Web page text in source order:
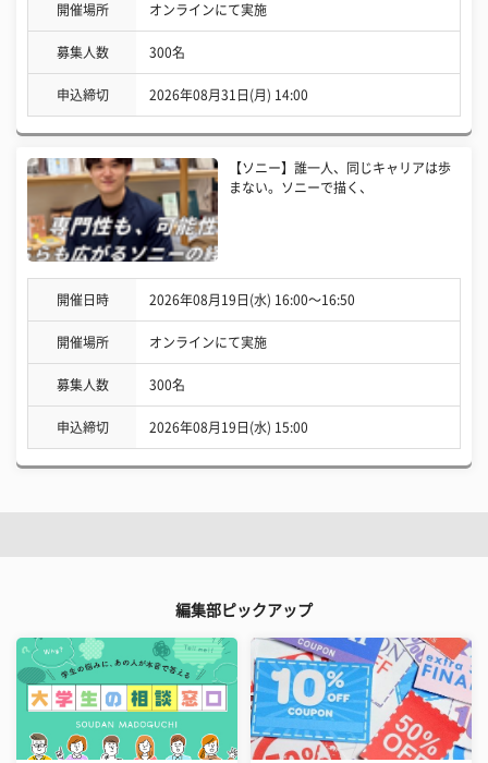
開催場所 オンラインにて実施
募集人数 300名
申込締切 2026年08月31日(月) 14:00
【ソニー】誰一人、同じキャリアは歩
まない。ソニーで描く、
開催日時 2026年08月19日(水) 16:00〜16:50
開催場所 オンラインにて実施
募集人数 300名
申込締切 2026年08月19日(水) 15:00
編集部ピックアップ